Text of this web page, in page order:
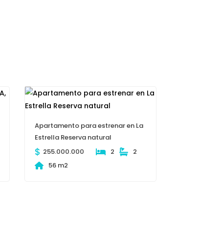
Apartamento para estrenar en La
Estrella Reserva natural
$ 255.000.000 2
2
56 m2